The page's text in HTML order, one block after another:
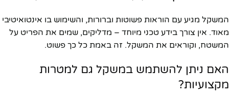
המשקל מגיע עם הוראות פשוטות וברורות, והשימוש בו אינטואיטיבי
מאוד. אין צורך בידע טכני מיוחד – מדליקים, שמים את הפריט על
המשטח, וקוראים את המשקל. זה באמת כל כך פשוט.
האם ניתן להשתמש במשקל גם למטרות
מקצועיות?